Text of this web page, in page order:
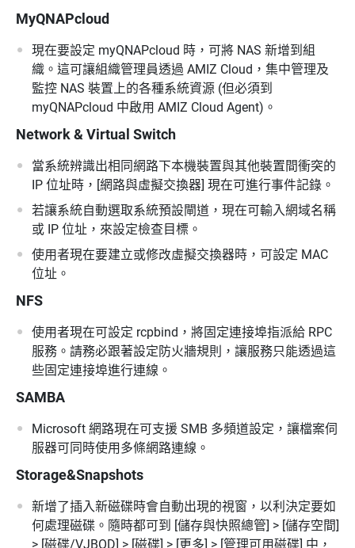
MyQNAPcloud
現在要設定 myQNAPcloud 時，可將 NAS 新增到組
織。這可讓組織管理員透過 AMIZ Cloud，集中管理及
監控 NAS 裝置上的各種系統資源 (但必須到
myQNAPcloud 中啟用 AMIZ Cloud Agent)。
Network & Virtual Switch
當系統辨識出相同網路下本機裝置與其他裝置間衝突的
IP 位址時，[網路與虛擬交換器] 現在可進行事件記錄。
若讓系統自動選取系統預設閘道，現在可輸入網域名稱
或 IP 位址，來設定檢查目標。
使用者現在要建立或修改虛擬交換器時，可設定 MAC
位址。
NFS
使用者現在可設定 rcpbind，將固定連接埠指派給 RPC
服務。請務必跟著設定防火牆規則，讓服務只能透過這
些固定連接埠進行連線。
SAMBA
Microsoft 網路現在可支援 SMB 多頻道設定，讓檔案伺
服器可同時使用多條網路連線。
Storage&Snapshots
新增了插入新磁碟時會自動出現的視窗，以利決定要如
何處理磁碟。隨時都可到 [儲存與快照總管] > [儲存空間]
> [磁碟/VJBOD] > [磁碟] > [更多] > [管理可用磁碟] 中，